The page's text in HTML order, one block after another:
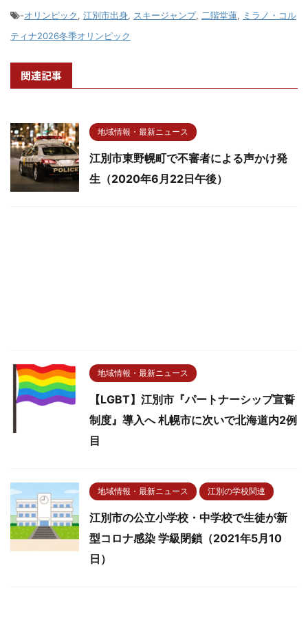
-オリンピック, 江別市出身, スキージャンプ, 二階堂蓮, ミラノ・コル
ティナ2026冬季オリンピック
関連記事
地域情報・最新ニュース
江別市東野幌町で不審者による声かけ発
生（2020年6月22日午後）
地域情報・最新ニュース
【LGBT】江別市『パートナーシップ宣誓
制度』導入へ 札幌市に次いで北海道内2例
目
地域情報・最新ニュース 江別の学校関連
江別市の公立小学校・中学校で生徒が新
型コロナ感染 学級閉鎖（2021年5月10
日）